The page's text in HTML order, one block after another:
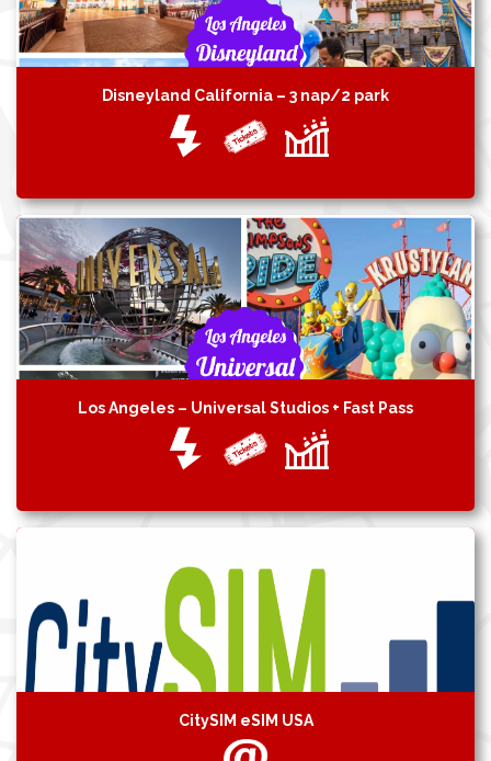
Disneyland California – 3 nap/2 park
Los Angeles – Universal Studios + Fast Pass
CitySIM eSIM USA